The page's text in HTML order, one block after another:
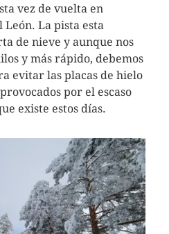
vez de vuelta en
La pista esta
de nieve y aunque nos
y más rápido, debemos
evitar las placas de hielo
por el escaso
existe estos días.